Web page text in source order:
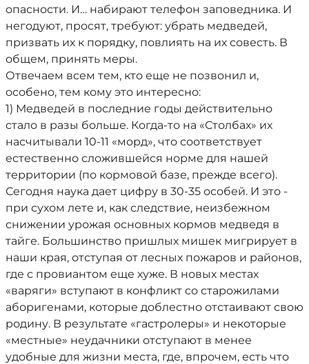
опасности. И… набирают телефон заповедника. И
негодуют, просят, требуют: убрать медведей,
призвать их к порядку, повлиять на их совесть. В
общем, принять меры.
Отвечаем всем тем, кто еще не позвонил и,
особено, тем кому это интересно:
1) Медведей в последние годы действительно
стало в разы больше. Когда-то на «Столбах» их
насчитывали 10-11 «морд», что соответствует
естественно сложившейся норме для нашей
территории (по кормовой базе, прежде всего).
Сегодня наука дает цифру в 30-35 особей. И это -
при сухом лете и, как следствие, неизбежном
снижении урожая основных кормов медведя в
тайге. Большинство пришлых мишек мигрирует в
наши края, отступая от лесных пожаров и районов,
где с провиантом еще хуже. В новых местах
«варяги» вступают в конфликт со старожилами
аборигенами, которые доблестно отстаивают свою
родину. В результате «гастролеры» и некоторые
«местные» неудачники отступают в менее
удобные для жизни места, где, впрочем, есть что